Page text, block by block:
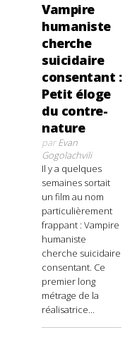
Vampire
humaniste
cherche
suicidaire
consentant :
Petit éloge
du contre-
nature
parEvan
Gogolachvili
Il y a quelques
semaines sortait
un film au nom
particulièrement
frappant : Vampire
humaniste
cherche suicidaire
consentant. Ce
premier long
métrage de la
réalisatrice...